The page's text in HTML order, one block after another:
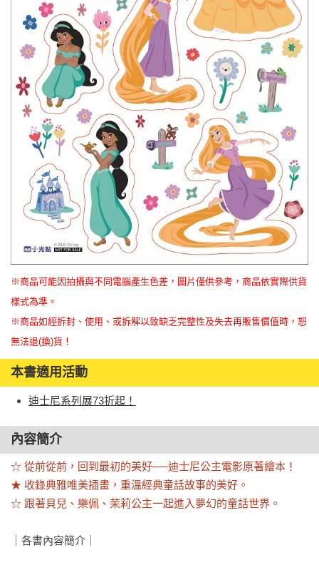
※商品可能因拍攝與不同電腦產生色差，圖片僅供參考，商品依實際供貨
樣式為準。
※商品如經拆封、使用、或拆解以致缺乏完整性及失去再販售價值時，恕
無法退(換)貨！
本書適用活動
迪士尼系列展73折起！
內容簡介
☆ 從前從前，回到最初的美好──迪士尼公主電影原著繪本！
★ 收錄典雅唯美插畫，重溫經典童話故事的美好。
☆ 跟著貝兒、樂佩、茉莉公主一起進入夢幻的童話世界。
｜各書內容簡介｜